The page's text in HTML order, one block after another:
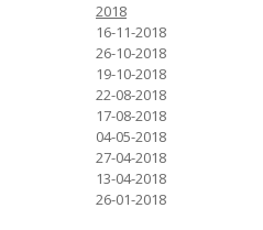
2018
16-11-2018
26-10-2018
19-10-2018
22-08-2018
17-08-2018
04-05-2018
27-04-2018
13-04-2018
26-01-2018